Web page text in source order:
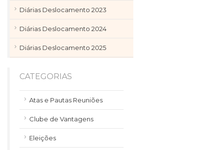
Diárias Deslocamento 2023
Diárias Deslocamento 2024
Diárias Deslocamento 2025
CATEGORIAS
Atas e Pautas Reuniões
Clube de Vantagens
Eleições